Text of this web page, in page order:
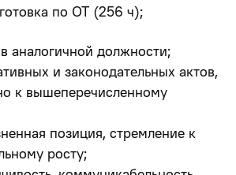
по ОТ (256 ч);
аналогичной должности;
и законодательных актов,
к вышеперечисленному
позиция, стремление к
росту;